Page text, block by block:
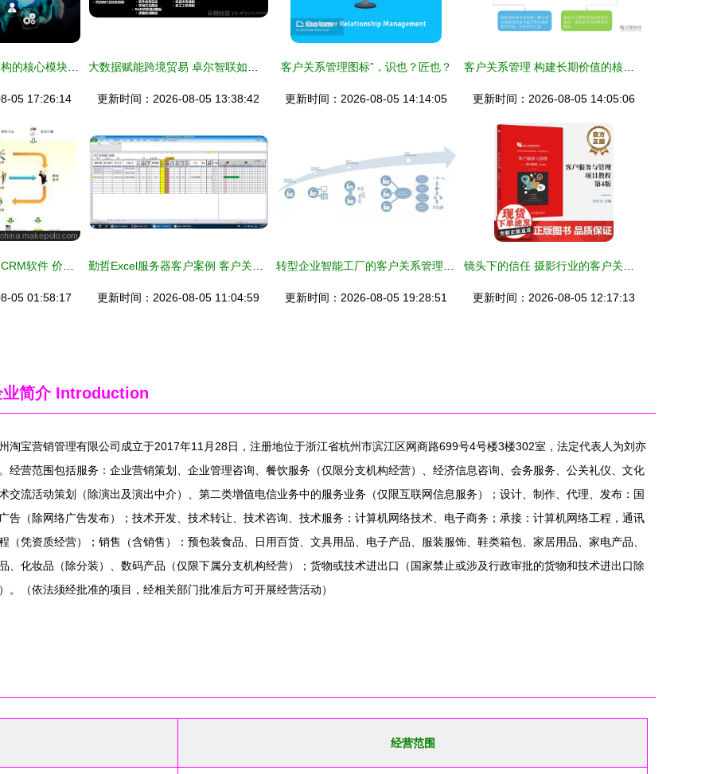
05 17:26:14 更新时间：2026-08-05 13:38:42
客户关系管理图标”，识也？匠也？
更新时间：2026-08-05 14:14:05 更新时间：2026-08-05 14:05:06
05 01:58:17 更新时间：2026-08-05 11:04:59 更新时间：2026-08-05 19:28:51 更新时间：2026-08-05 12:17:13
业简介Introduction
淘宝营销管理有限公司成立于2017年11月28日，注册地位于浙江省杭州市滨江区网商路699号4号楼3楼302室，法定代表人为刘亦
经营范围包括服务：企业营销策划、企业管理咨询、餐饮服务（仅限分支机构经营）、经济信息咨询、会务服务、公关礼仪、文化
交流活动策划（除演出及演出中介）、第二类增值电信业务中的服务业务（仅限互联网信息服务）；设计、制作、代理、发布：国
告（除网络广告发布）；技术开发、技术转让、技术咨询、技术服务：计算机网络技术、电子商务；承接：计算机网络工程，通讯
（凭资质经营）；销售（含销售）：预包装食品、日用百货、文具用品、电子产品、服装服饰、鞋类箱包、家居用品、家电产品、
、化妆品（除分装）、数码产品（仅限下属分支机构经营）；货物或技术进出口（国家禁止或涉及行政审批的货物和技术进出口除
。（依法须经批准的项目，经相关部门批准后方可开展经营活动）
经营范围